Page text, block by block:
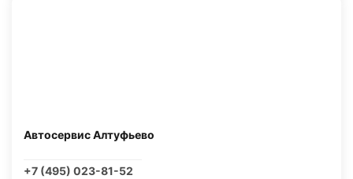
Автосервис Алтуфьево
+7 (495) 023-81-52